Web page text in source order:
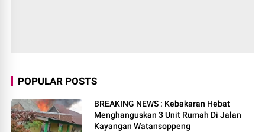
POPULAR POSTS
BREAKING NEWS : Kebakaran Hebat
Menghanguskan 3 Unit Rumah Di Jalan
Kayangan Watansoppeng